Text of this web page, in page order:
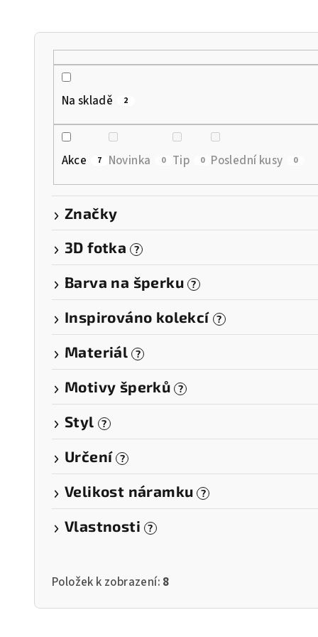
Na skladě 2
Akce 7 Novinka 0 Tip 0 Poslední kusy 0
Značky
3D fotka
?
Barva na šperku ?
Inspirováno kolekcí ?
Materiál ?
Motivy šperků ?
Styl ?
Určení ?
Velikost náramku ?
Vlastnosti ?
Položek k zobrazení: 8